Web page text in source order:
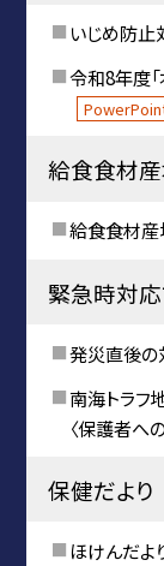
いじめ防止
令和8年度
給食食材産
給食食材
緊急時対
発災直後の
南海トラフ
〈保護者へ
保健だより
ほけんだ